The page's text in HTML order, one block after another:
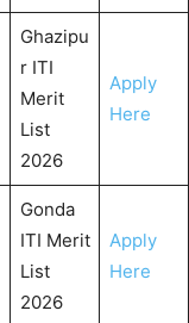
Ghazipu
r ITI
Merit
List
2026
Apply
Here
Gonda
ITI Merit
List
2026
Apply
Here